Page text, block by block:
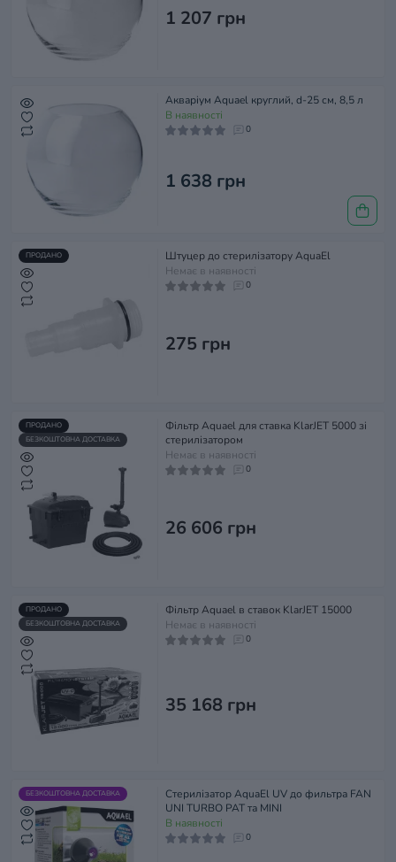
1 207 грн
Акваріум Aquael круглий, d-25 см, 8,5 л
В наявності
0
1 638 грн
ПРОДАНО
Штуцер до стерилізатору AquaEl
Немає в наявності
0
275 грн
ПРОДАНО
БЕЗКОШТОВНА ДОСТАВКА
Фільтр Aquael для ставка KlarJET 5000 зі
стерилізатором
Немає в наявності
0
26 606 грн
ПРОДАНО
БЕЗКОШТОВНА ДОСТАВКА
Фільтр Aquael в ставок KlarJET 15000
Немає в наявності
0
35 168 грн
БЕЗКОШТОВНА ДОСТАВКА
Стерилізатор AquaEl UV до фильтра FAN
UNI TURBO PAT та MINI
В наявності
0